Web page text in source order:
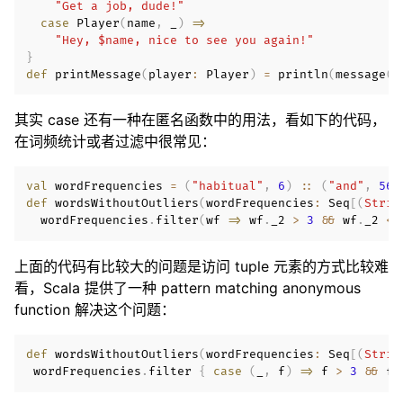
"Get a job, dude!"
case Player( name , )
=>
"Hey, $name, nice to see you again!"
}
def printMessage( player : Player ) = println(message(
其实 case 还有一种在匿名函数中的用法，看如下的代码，
在词频统计或者过滤中很常见：
val wordFrequencies = ( "habitual" , 6 ) :: ( "and" , 56
def wordsWithoutOutliers(wordFrequencies : Seq [(
  wordFrequencies
. filter(wf => wf. _2 > 3 && wf. _2 <
上面的代码有比较大的问题是访问 tuple 元素的方式比较难
看，Scala 提供了一种 pattern matching anonymous
function 解决这个问题：
def wordsWithoutOutliers(wordFrequencies : Seq [(
wordFrequencies . filter { case ( , f) => f > 3 && f